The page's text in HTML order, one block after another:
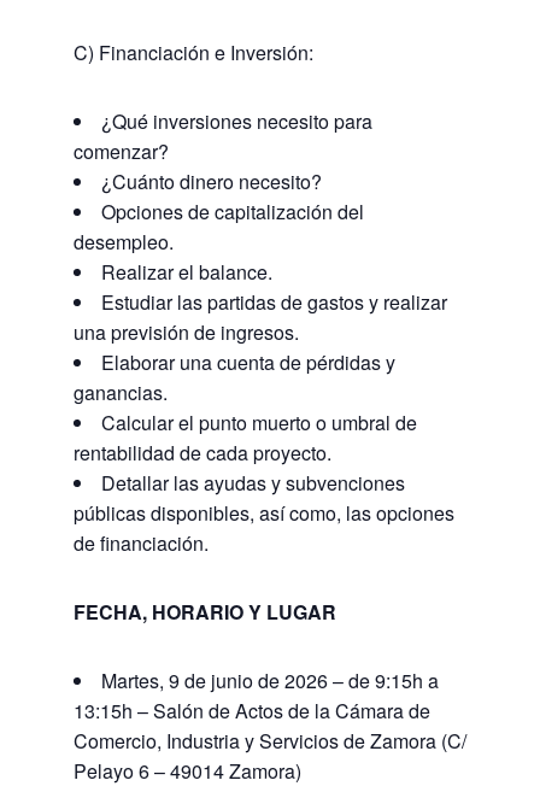
C) Financiación e Inversión:
¿Qué inversiones necesito para
comenzar?
¿Cuánto dinero necesito?
Opciones de capitalización del
desempleo.
Realizar el balance.
Estudiar las partidas de gastos y realizar
una previsión de ingresos.
Elaborar una cuenta de pérdidas y
ganancias.
Calcular el punto muerto o umbral de
rentabilidad de cada proyecto.
Detallar las ayudas y subvenciones
públicas disponibles, así como, las opciones
de financiación.
FECHA, HORARIO Y LUGAR
Martes, 9 de junio de 2026 – de 9:15h a
13:15h – Salón de Actos de la Cámara de
Comercio, Industria y Servicios de Zamora (C/
Pelayo 6 – 49014 Zamora)